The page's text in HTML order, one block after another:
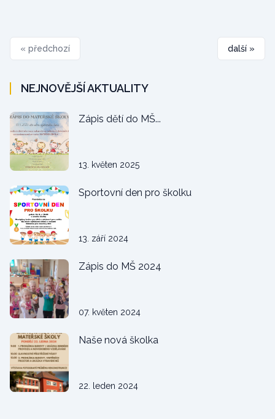
NEJNOVĚJŠÍ AKTUALITY
Zápis dětí do MŠ...
13. květen 2025
Sportovní den pro školku
13. září 2024
Zápis do MŠ 2024
07. květen 2024
Naše nová školka
22. leden 2024
« předchozí další »